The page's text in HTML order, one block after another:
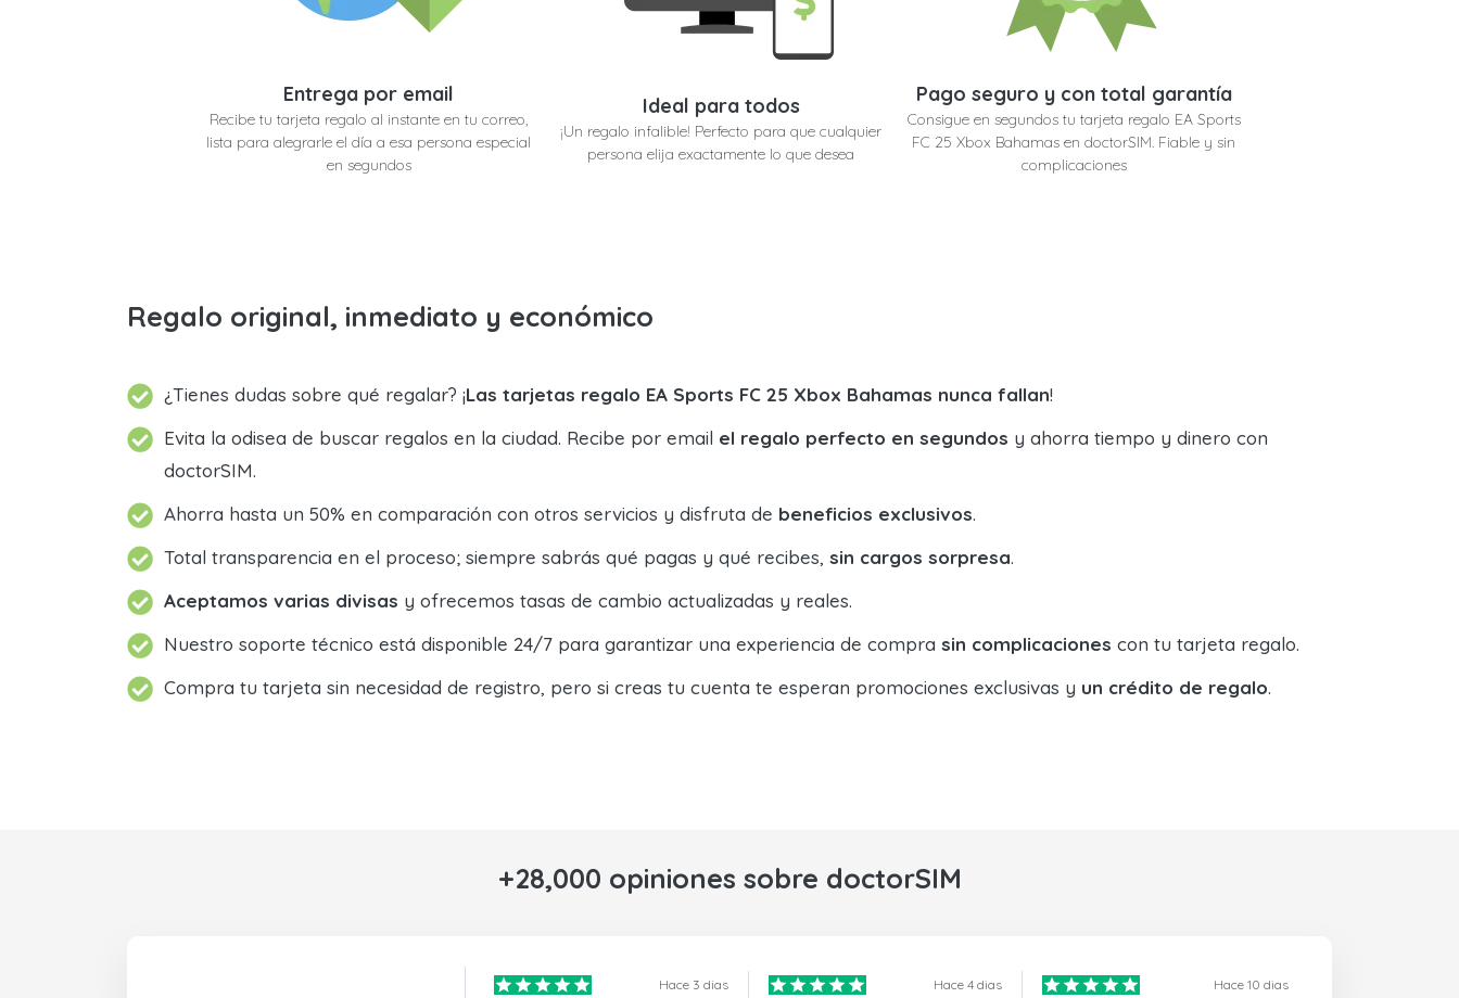
Entrega por email
Recibe tu tarjeta regalo al instante en tu correo,
lista para alegrarle el día a esa persona especial
en segundos
Ideal para todos
¡Un regalo infalible! Perfecto para que cualquier
persona elija exactamente lo que desea
Pago seguro y con total garantía
Consigue en segundos tu tarjeta regalo EA Sports
FC 25 Xbox Bahamas en doctorSIM. Fiable y sin
complicaciones
Regalo original, inmediato y económico
¿Tienes dudas sobre qué regalar? ¡Las tarjetas regalo EA Sports FC 25 Xbox Bahamas nunca fallan!
Evita la odisea de buscar regalos en la ciudad. Recibe por email el regalo perfecto en segundos y ahorra tiempo y dinero con
doctorSIM.
Ahorra hasta un 50% en comparación con otros servicios y disfruta de beneficios exclusivos.
Total transparencia en el proceso; siempre sabrás qué pagas y qué recibes, sin cargos sorpresa.
Aceptamos varias divisas y ofrecemos tasas de cambio actualizadas y reales.
Nuestro soporte técnico está disponible 24/7 para garantizar una experiencia de compra sin complicaciones con tu tarjeta regalo.
Compra tu tarjeta sin necesidad de registro, pero si creas tu cuenta te esperan promociones exclusivas y un crédito de regalo.
+28,000 opiniones sobre doctorSIM
Hace 3 dias Hace 4 dias Hace 10 dias